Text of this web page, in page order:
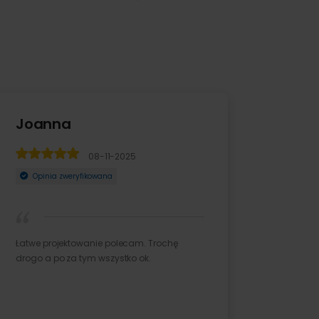
Ania
12-09-2022
Opinia zweryfikowana
Zamówienie zrealizowane ekspresowo.
Fotoobraz wykonany z najwyższą